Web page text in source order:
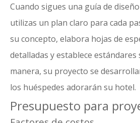
Cuando sigues una guía de
utilizas un plan claro para cada
su concepto, elabora hojas de
detalladas y establece estándares
manera, su proyecto se
los huéspedes adorarán su hotel.
Presupuesto para